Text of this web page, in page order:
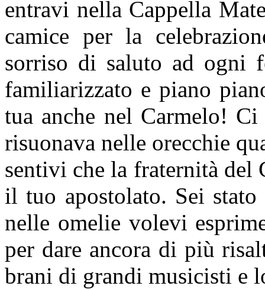
entravi nella Cappella
camice per la
sorriso di saluto ad ogni
familiarizzato e piano
tua anche nel Carmelo!
risuonava nelle orecchie
sentivi che la fraternità del
il tuo apostolato. Sei
nelle omelie volevi
per dare ancora di più
brani di grandi musicisti e